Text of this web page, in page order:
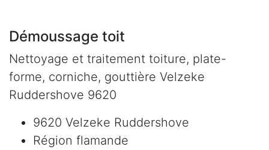
Démoussage toit
Nettoyage et traitement toiture, plate-
forme, corniche, gouttière Velzeke
Ruddershove 9620
9620 Velzeke Ruddershove
Région flamande